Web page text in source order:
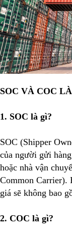
SOC VÀ COC
1. SOC là gì?
SOC (Shipper
của người gửi
hoặc nhà vận
Common Carrier).
giá sẽ không bao
2. COC là gì?